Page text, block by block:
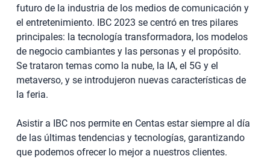
futuro de la industria de los medios de comunicación y
el entretenimiento. IBC 2023 se centró en tres pilares
principales: la tecnología transformadora, los modelos
de negocio cambiantes y las personas y el propósito.
Se trataron temas como la nube, la IA, el 5G y el
metaverso, y se introdujeron nuevas características de
la feria.
Asistir a IBC nos permite en Centas estar siempre al día
de las últimas tendencias y tecnologías, garantizando
que podemos ofrecer lo mejor a nuestros clientes.